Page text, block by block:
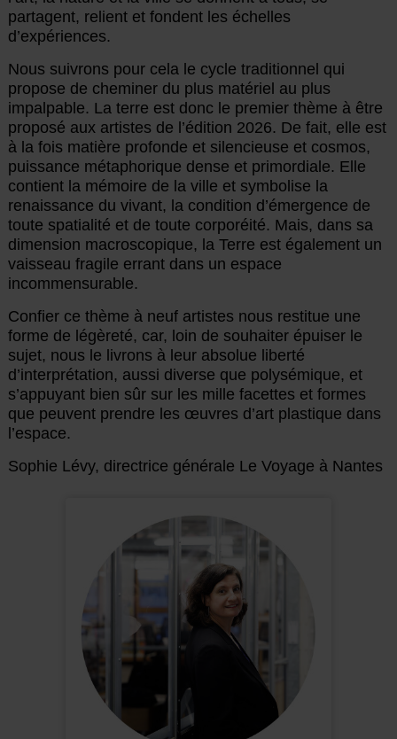
partagent, relient et fondent les échelles
d’expériences.
Nous suivrons pour cela le cycle traditionnel qui
propose de cheminer du plus matériel au plus
impalpable. La terre est donc le premier thème à être
proposé aux artistes de l’édition 2026. De fait, elle est
à la fois matière profonde et silencieuse et cosmos,
puissance métaphorique dense et primordiale. Elle
contient la mémoire de la ville et symbolise la
renaissance du vivant, la condition d’émergence de
toute spatialité et de toute corporéité. Mais, dans sa
dimension macroscopique, la Terre est également un
vaisseau fragile errant dans un espace
incommensurable.
Confier ce thème à neuf artistes nous restitue une
forme de légèreté, car, loin de souhaiter épuiser le
sujet, nous le livrons à leur absolue liberté
d’interprétation, aussi diverse que polysémique, et
s’appuyant bien sûr sur les mille facettes et formes
que peuvent prendre les œuvres d’art plastique dans
l’espace.
Sophie Lévy, directrice générale Le Voyage à Nantes